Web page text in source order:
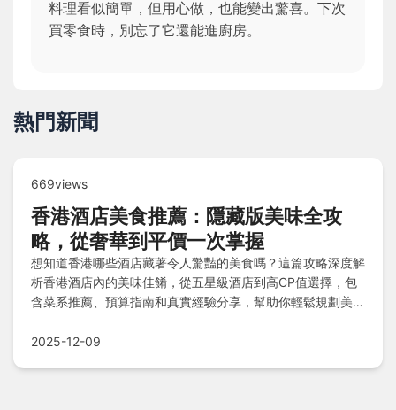
料理看似簡單，但用心做，也能變出驚喜。下次
買零食時，別忘了它還能進廚房。
熱門新聞
669views
香港酒店美食推薦：隱藏版美味全攻
略，從奢華到平價一次掌握
想知道香港哪些酒店藏著令人驚豔的美食嗎？這篇攻略深度解
析香港酒店內的美味佳餚，從五星級酒店到高CP值選擇，包
含菜系推薦、預算指南和真實經驗分享，幫助你輕鬆規劃美食
2025-12-09